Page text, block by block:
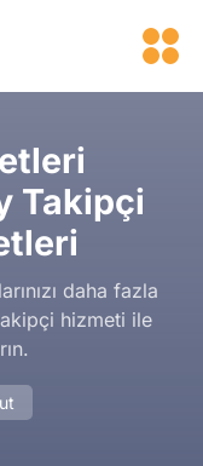
Takipçi
daha fazla
hizmeti ile